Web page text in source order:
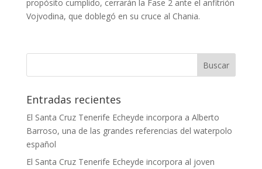
propósito cumplido, cerrarán la Fase 2 ante el anfitrión
Vojvodina, que doblegó en su cruce al Chania.
Entradas recientes
El Santa Cruz Tenerife Echeyde incorpora a Alberto
Barroso, una de las grandes referencias del waterpolo
español
El Santa Cruz Tenerife Echeyde incorpora al joven